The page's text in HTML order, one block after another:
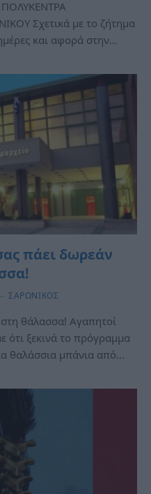
Σχετικά με το ζήτημα
και αφορά στην…
πάει δωρεάν
ΣΑΡΩΝΙΚΟΣ
θάλασσα! Αγαπητοί
ότι ξεκινά το πρόγραμμα
θαλάσσια μπάνια από…